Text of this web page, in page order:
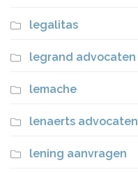
legalitas
legrand advocaten
lemache
lenaerts advocaten
lening aanvragen